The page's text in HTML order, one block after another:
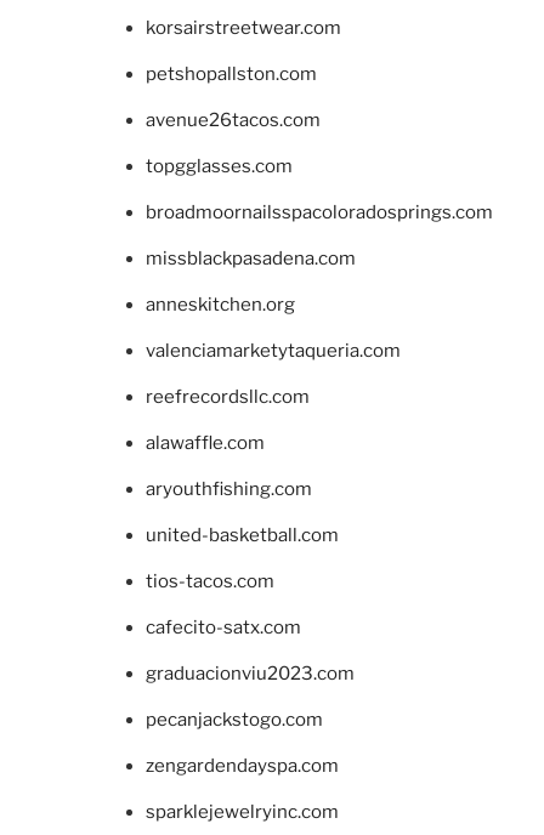
korsairstreetwear.com
petshopallston.com
avenue26tacos.com
topgglasses.com
broadmoornailsspacoloradosprings.com
missblackpasadena.com
anneskitchen.org
valenciamarketytaqueria.com
reefrecordsllc.com
alawaffle.com
aryouthfishing.com
united-basketball.com
tios-tacos.com
cafecito-satx.com
graduacionviu2023.com
pecanjackstogo.com
zengardendayspa.com
sparklejewelryinc.com